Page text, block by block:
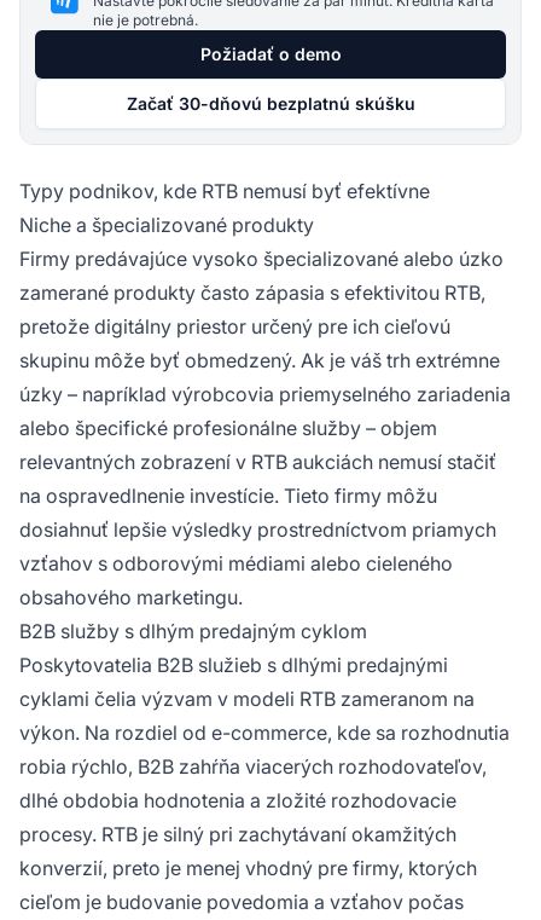
nie je potrebná.
Požiadať o demo
Začať 30-dňovú bezplatnú skúšku
Typy podnikov, kde RTB nemusí byť efektívne
Niche a špecializované produkty
Firmy predávajúce vysoko špecializované alebo úzko
zamerané produkty často zápasia s efektivitou RTB,
pretože digitálny priestor určený pre ich cieľovú
skupinu môže byť obmedzený. Ak je váš trh extrémne
úzky – napríklad výrobcovia priemyselného zariadenia
alebo špecifické profesionálne služby – objem
relevantných zobrazení v RTB aukciách nemusí stačiť
na ospravedlnenie investície. Tieto firmy môžu
dosiahnuť lepšie výsledky prostredníctvom priamych
vzťahov s odborovými médiami alebo cieleného
obsahového marketingu.
B2B služby s dlhým predajným cyklom
Poskytovatelia B2B služieb s dlhými predajnými
cyklami čelia výzvam v modeli RTB zameranom na
výkon. Na rozdiel od e-commerce, kde sa rozhodnutia
robia rýchlo, B2B zahŕňa viacerých rozhodovateľov,
dlhé obdobia hodnotenia a zložité rozhodovacie
procesy. RTB je silný pri zachytávaní okamžitých
konverzií, preto je menej vhodný pre firmy, ktorých
cieľom je budovanie povedomia a vzťahov počas